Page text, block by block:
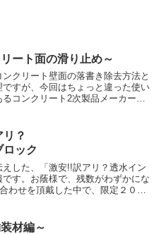
ート面の滑り止め～
クリート壁面の落書き除去方法と
すが、今回はちょっと違った使い
コンクリート2次製品メーカーさ
？
ック
した、「激安!!訳アリ？透水イン
す。お蔭様で、残数がわずかにな
わせを頂戴した中で、限定２００
材編～